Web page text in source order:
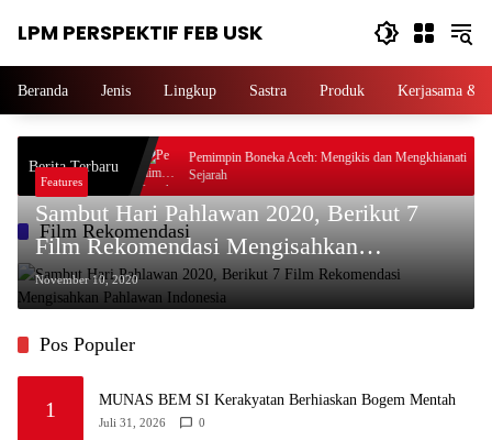
LPM PERSPEKTIF FEB USK
Beranda Jenis Lingkup Sastra Produk Kerjasama &
Berita Terbaru
Bogem
Pemimpin Boneka Aceh: Mengikis dan Mengkhianati
Sejarah
Film Rekomendasi
Features
Sambut Hari Pahlawan 2020, Berikut 7
Film Rekomendasi Mengisahkan
Pahlawan Indonesia
November 10, 2020
Pos Populer
1 MUNAS BEM SI Kerakyatan Berhiaskan Bogem Mentah
Juli 31, 2026 0